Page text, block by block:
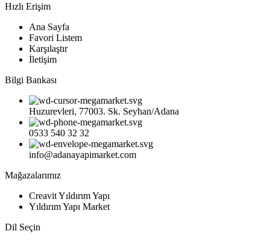
Hızlı Erişim
Ana Sayfa
Favori Listem
Karşılaştır
İletişim
Bilgi Bankası
Huzurevleri, 77003. Sk. Seyhan/Adana
0533 540 32 32
info@adanayapimarket.com
Mağazalarımız
Creavit Yıldırım Yapı
Yıldırım Yapı Market
Dil Seçin